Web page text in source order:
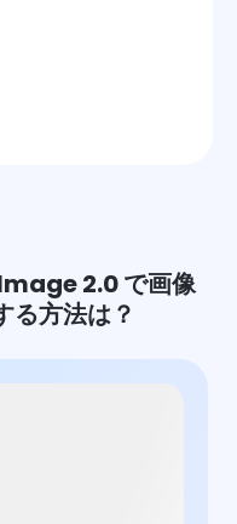
2.0 で画像
る方法は？